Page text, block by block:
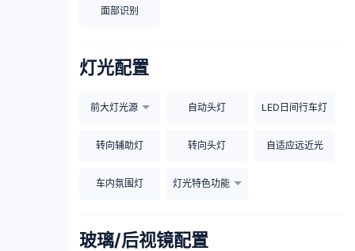
面部识别
灯光配置
前大灯光源 自动头灯 LED日间行车灯
转向辅助灯 转向头灯 自适应远近光
车内氛围灯 灯光特色功能
玻璃/后视镜配置